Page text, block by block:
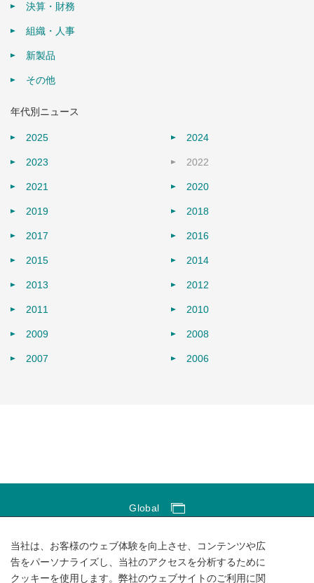
決算・財務
組織・人事
新製品
その他
年代別ニュース
2025 2024
2023 2022
2021 2020
2019 2018
2017 2016
2015 2014
2013 2012
2011 2010
2009 2008
2007 2006
Global
サイトのご利用にあたって
ソーシャルメディアポリシー
当社は、お客様のウェブ体験を向上させ、コンテンツや広
告をパーソナライズし、当社のアクセスを分析するために
クッキーを使用します。弊社のウェブサイトのご利用に関